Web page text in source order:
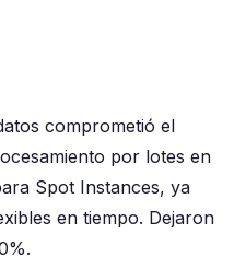
comprometió el
por lotes en
Spot Instances, ya
en tiempo. Dejaron